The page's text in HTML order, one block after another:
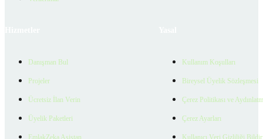
Danışman Bul
Projeler
Ücretsiz İlan Verin
Üyelik Paketleri
Kullanım Koşulları
Bireysel Üyelik Sözleşmesi
Çerez Politikası ve
Çerez Ayarları